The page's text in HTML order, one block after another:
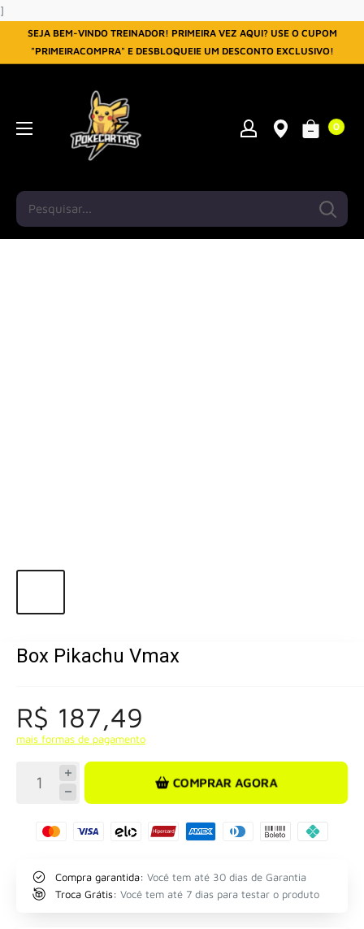
]
SEJA BEM-VINDO TREINADOR! PRIMEIRA VEZ AQUI? USE O CUPOM
"PRIMEIRACOMPRA" E DESBLOQUEIE UM DESCONTO EXCLUSIVO!
0
Box Pikachu Vmax
R$ 187,49
mais formas de pagamento
COMPRAR AGORA
Compra garantida: Você tem até 30 dias de Garantia
Troca Grátis: Você tem até 7 dias para testar o produto